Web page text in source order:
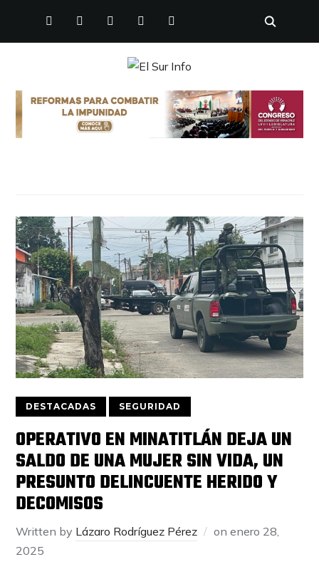
FACEBOOKTWITTERINSTAGRAM
YOUTUBEPINTEREST
DESTACADAS SEGURIDAD
OPERATIVO EN MINATITLÁN DEJA UN
SALDO DE UNA MUJER SIN VIDA, UN
PRESUNTO DELINCUENTE HERIDO Y
DECOMISOS
Written by Lázaro Rodríguez Pérez onenero 28,
2025